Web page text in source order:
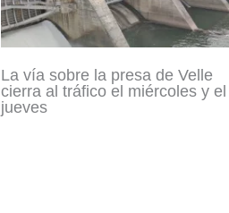
La vía sobre la presa de Velle
cierra al tráfico el miércoles y el
jueves